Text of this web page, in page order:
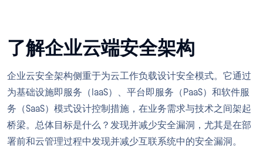
了解企业云端安全架构
企业云安全架构侧重于为云工作负载设计安全模式。它通过
为基础设施即服务（IaaS）、平台即服务（PaaS）和软件服
务（SaaS）模式设计控制措施，在业务需求与技术之间架起
桥梁。总体目标是什么？发现并减少安全漏洞，尤其是在部
署前和云管理过程中发现并减少互联系统中的安全漏洞。